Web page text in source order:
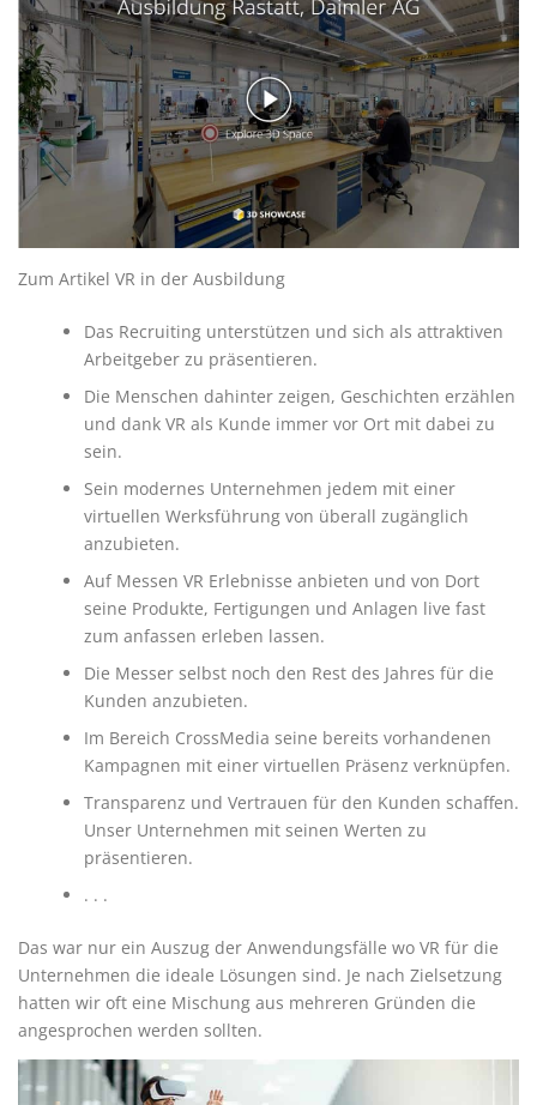
Zum Artikel VR in der Ausbildung
Das Recruiting unterstützen und sich als attraktiven
Arbeitgeber zu präsentieren.
Die Menschen dahinter zeigen, Geschichten erzählen
und dank VR als Kunde immer vor Ort mit dabei zu
sein.
Sein modernes Unternehmen jedem mit einer
virtuellen Werksführung von überall zugänglich
anzubieten.
Auf Messen VR Erlebnisse anbieten und von Dort
seine Produkte, Fertigungen und Anlagen live fast
zum anfassen erleben lassen.
Die Messer selbst noch den Rest des Jahres für die
Kunden anzubieten.
Im Bereich CrossMedia seine bereits vorhandenen
Kampagnen mit einer virtuellen Präsenz verknüpfen.
Transparenz und Vertrauen für den Kunden schaffen.
Unser Unternehmen mit seinen Werten zu
präsentieren.
. . .
Das war nur ein Auszug der Anwendungsfälle wo VR für die
Unternehmen die ideale Lösungen sind. Je nach Zielsetzung
hatten wir oft eine Mischung aus mehreren Gründen die
angesprochen werden sollten.